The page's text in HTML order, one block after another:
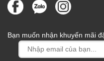
Bạn muốn nhận khuyến mãi